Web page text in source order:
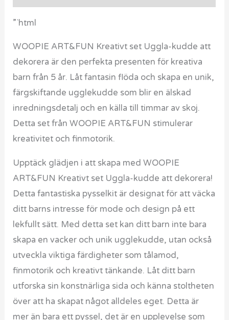
”`html
WOOPIE ART&FUN Kreativt set Uggla-kudde att
dekorera är den perfekta presenten för kreativa
barn från 5 år. Låt fantasin flöda och skapa en unik,
färgskiftande ugglekudde som blir en älskad
inredningsdetalj och en källa till timmar av skoj.
Detta set från WOOPIE ART&FUN stimulerar
kreativitet och finmotorik.
Upptäck glädjen i att skapa med WOOPIE
ART&FUN Kreativt set Uggla-kudde att dekorera!
Detta fantastiska pysselkit är designat för att väcka
ditt barns intresse för mode och design på ett
lekfullt sätt. Med detta set kan ditt barn inte bara
skapa en vacker och unik ugglekudde, utan också
utveckla viktiga färdigheter som tålamod,
finmotorik och kreativt tänkande. Låt ditt barn
utforska sin konstnärliga sida och känna stoltheten
över att ha skapat något alldeles eget. Detta är
mer än bara ett pyssel, det är en upplevelse som